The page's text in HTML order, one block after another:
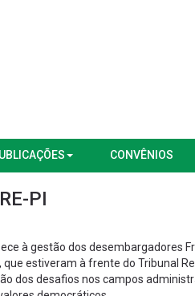
CONVÊNIOS
PI
à gestão dos desembargadores
estiveram à frente do Tribunal
dos desafios nos campos